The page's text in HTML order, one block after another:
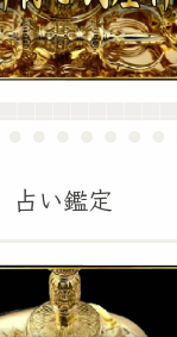
占い鑑定